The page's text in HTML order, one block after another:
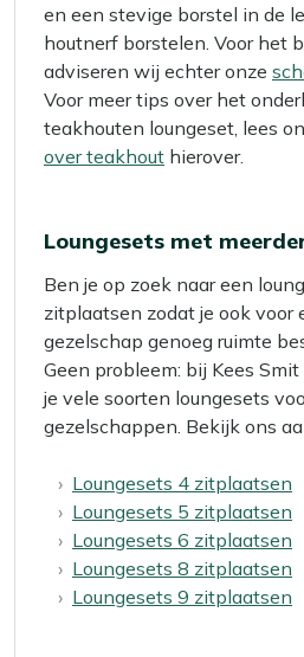
en een stevige borstel in de
houtnerf borstelen. Voor het
adviseren wij echter onze
Voor meer tips over het
teakhouten loungeset, lees
over teakhout hierover.
Loungesets met
Ben je op zoek naar een
zitplaatsen zodat je ook voor
gezelschap genoeg ruimte
Geen probleem: bij Kees
je vele soorten loungesets
gezelschappen. Bekijk ons
Loungesets 4 zitplaatsen
Loungesets 5 zitplaatsen
Loungesets 6 zitplaatsen
Loungesets 8 zitplaatsen
Loungesets 9 zitplaatsen